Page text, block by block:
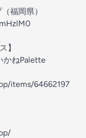
福岡県）
】
かねPalette
items/64662197